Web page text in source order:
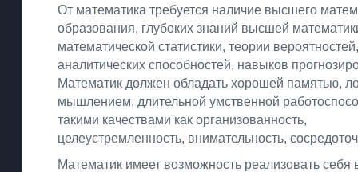
От математика требуется наличие высшего
образования, глубоких знаний высшей
математической статистики, теории вероятностей,
аналитических способностей, навыков
Математик должен обладать хорошей памятью,
мышлением, длительной умственной
такими качествами как организованность,
целеустремленность, внимательность,
Математик имеет возможность реализовать себя